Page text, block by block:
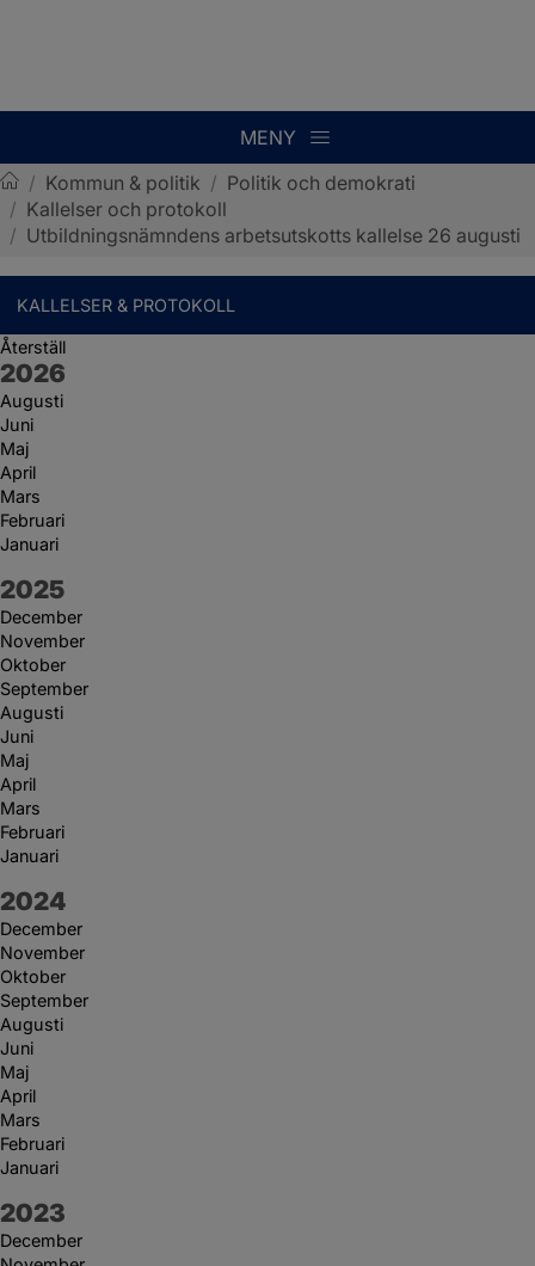
MENY
Sotenäs kommun
/ Kommun & politik / Politik och demokrati
/ Kallelser och protokoll
/ Utbildningsnämndens arbetsutskotts kallelse 26 augusti
KALLELSER & PROTOKOLL
Återställ
År:
2026
Augusti
Juni
Maj
April
Mars
Februari
Januari
År:
2025
December
November
Oktober
September
Augusti
Juni
Maj
April
Mars
Februari
Januari
År:
2024
December
November
Oktober
September
Augusti
Juni
Maj
April
Mars
Februari
Januari
År:
2023
December